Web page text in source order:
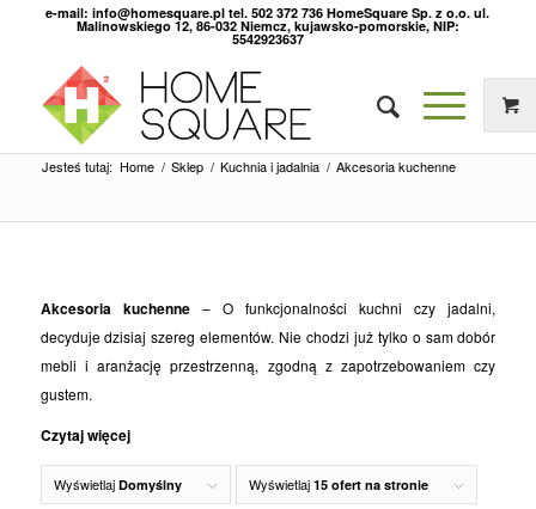
e-mail: info@homesquare.pl tel. 502 372 736 HomeSquare Sp. z o.o. ul.
Malinowskiego 12, 86-032 Niemcz, kujawsko-pomorskie, NIP:
5542923637
Jesteś tutaj: Home / Sklep / Kuchnia i jadalnia / Akcesoria kuchenne
Akcesoria kuchenne– O funkcjonalności kuchni czy jadalni,
decyduje dzisiaj szereg elementów. Nie chodzi już tylko o sam dobór
mebli i aranżację przestrzenną, zgodną z zapotrzebowaniem czy
gustem.
Czytaj więcej
Wyświetlaj Domyślny Wyświetlaj 15 ofert na stronie